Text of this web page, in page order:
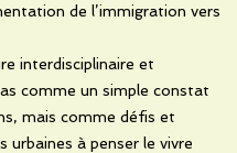
de l’immigration vers
interdisciplinaire et
comme un simple constat
mais comme défis et
urbaines à penser le vivre